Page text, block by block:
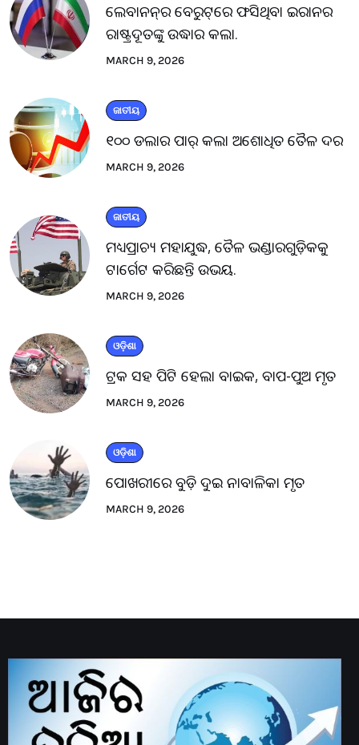
ଲେବାନନ୍‌ର ବେରୁଟ୍‌ରେ ଫସିଥିବା ଇରାନର
ରାଷ୍ଟ୍ରଦୂତଙ୍କୁ ଉଦ୍ଧାର କଲା.
MARCH 9, 2026
ଜାତୀୟ
୧୦୦ ଡଲାର ପାର୍ କଲା ଅଶୋଧିତ ତୈଳ ଦର
MARCH 9, 2026
ଜାତୀୟ
ମଧ୍ୟପ୍ରାଚ୍ୟ ମହାଯୁଦ୍ଧ, ତୈଳ ଭଣ୍ଡାରଗୁଡ଼ିକକୁ
ଟାର୍ଗେଟ କରିଛନ୍ତି ଉଭୟ.
MARCH 9, 2026
ଓଡ଼ିଶା
ଟ୍ରକ ସହ ପିଟି ହେଲା ବାଇକ, ବାପ-ପୁଅ ମୃତ
MARCH 9, 2026
ଓଡ଼ିଶା
ପୋଖରୀରେ ବୁଡ଼ି ଦୁଇ ନାବାଳିକା ମୃତ
MARCH 9, 2026